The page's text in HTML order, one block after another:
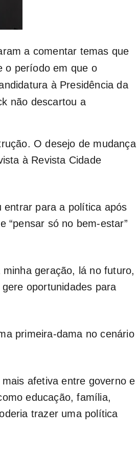
a comentar temas que
o período em que o
à Presidência da
não descartou a
O desejo de mudança
à Revista Cidade
entrar para a política após
“pensar só no bem-estar”
geração, lá no futuro,
oportunidades para
primeira-dama no cenário
afetiva entre governo e
educação, família,
trazer uma política